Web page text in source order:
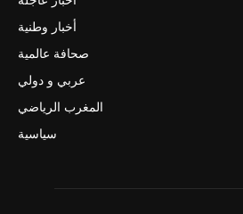
أخبار وطنية
صحافة عالمية
عربي و دولي
المغرب الرياضي
سياسية